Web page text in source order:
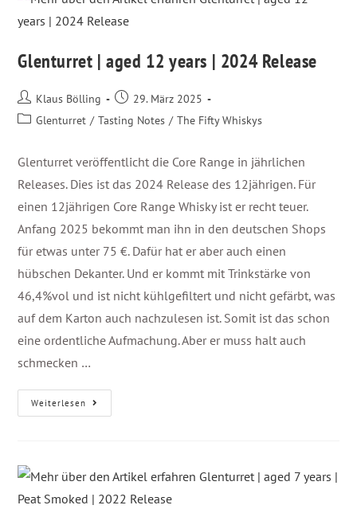
Glenturret | aged 12 years | 2024 Release
Klaus Bölling
29. März 2025
Glenturret / Tasting Notes / The Fifty Whiskys
Glenturret veröffentlicht die Core Range in jährlichen
Releases. Dies ist das 2024 Release des 12jährigen. Für
einen 12jährigen Core Range Whisky ist er recht teuer.
Anfang 2025 bekommt man ihn in den deutschen Shops
für etwas unter 75 €. Dafür hat er aber auch einen
hübschen Dekanter. Und er kommt mit Trinkstärke von
46,4%vol und ist nicht kühlgefiltert und nicht gefärbt, was
auf dem Karton auch nachzulesen ist. Somit ist das schon
eine ordentliche Aufmachung. Aber er muss halt auch
schmecken …
Weiterlesen